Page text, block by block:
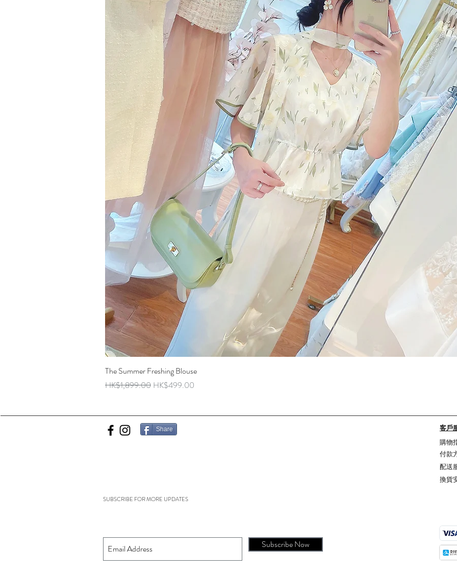
The Summer Freshing Blouse
Regular Price
HK$1,899.00 Sale Price
HK$499.00
Share
客戶
購物
付款
配送
換貨
SUBSCRIBE FOR MORE UPDATES
Subscribe Now